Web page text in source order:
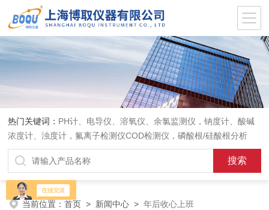
热门关键词： PH计、电导仪、溶氧仪、余氯监测仪，钠度计、酸碱
浓度计、浊度计，氟离子检测仪COD检测仪，磷酸根/硅酸根分析
仪，PH电极、溶氧电极、电导电极
当前位置：首页 > 新闻中心 >年后收心上班